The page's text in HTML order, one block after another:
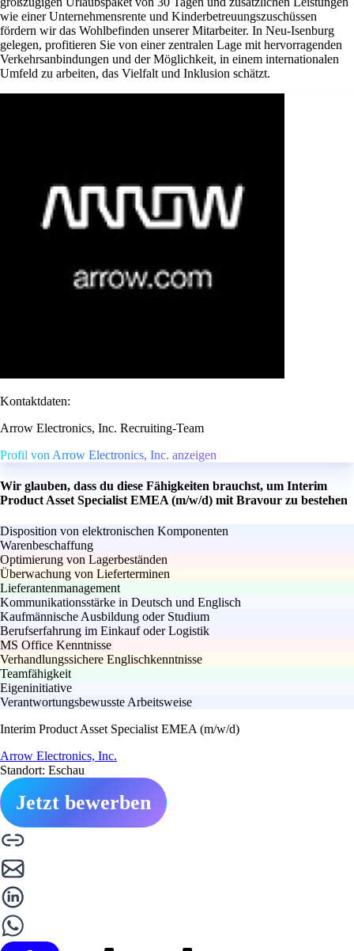
wie einer Unternehmensrente und Kinderbetreuungszuschüssen
fördern wir das Wohlbefinden unserer Mitarbeiter. In Neu-Isenburg
gelegen, profitieren Sie von einer zentralen Lage mit hervorragenden
Verkehrsanbindungen und der Möglichkeit, in einem internationalen
Umfeld zu arbeiten, das Vielfalt und Inklusion schätzt.
Kontaktdaten:
Arrow Electronics, Inc. Recruiting-Team
Profil von Arrow Electronics, Inc. anzeigen
Wir glauben, dass du diese Fähigkeiten brauchst, um Interim
Product Asset Specialist EMEA (m/w/d) mit Bravour zu bestehen
Disposition von elektronischen Komponenten
Warenbeschaffung
Optimierung von Lagerbeständen
Überwachung von Lieferterminen
Lieferantenmanagement
Kommunikationsstärke in Deutsch und Englisch
Kaufmännische Ausbildung oder Studium
Berufserfahrung im Einkauf oder Logistik
MS Office Kenntnisse
Verhandlungssichere Englischkenntnisse
Teamfähigkeit
Eigeninitiative
Verantwortungsbewusste Arbeitsweise
Interim Product Asset Specialist EMEA (m/w/d)
Arrow Electronics, Inc.
Standort: Eschau
Jetzt bewerben